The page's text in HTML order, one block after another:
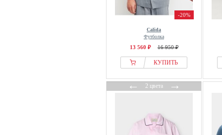
-20%
Calida
Футболка
13 560 ₽ 16 950 ₽
КУПИТЬ
←2 цвета→